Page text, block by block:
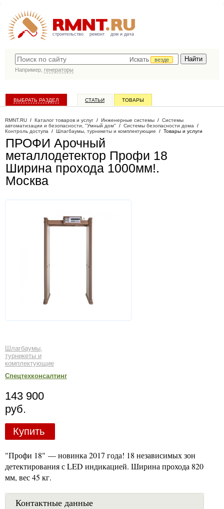
строительство ремонт дом и дача
Искать
везде
Например, генераторы
ВЫБРАТЬ РАЗДЕЛ СТАТЬИ ТОВАРЫ
RMNT.RU / Каталог товаров и услуг / Инженерные системы / Системы
автоматизации и безопасности, "Умный дом" / Системы безопасности дома /
Контроль доступа / Шлагбаумы, турникеты и комплектующие / Товары и услуги
ПРОФИ Арочный
металлодетектор Профи 18
Ширина прохода 1000мм!.
Москва
Шлагбаумы,
турникеты и
комплектующие
Спецтехконсалтинг
143 900
руб.
Купить
"Профи 18" — новинка 2017 года! 18 независимых зон
детектирования с LED индикацией. Ширина прохода 820
мм, вес 45 кг.
Контактные данные